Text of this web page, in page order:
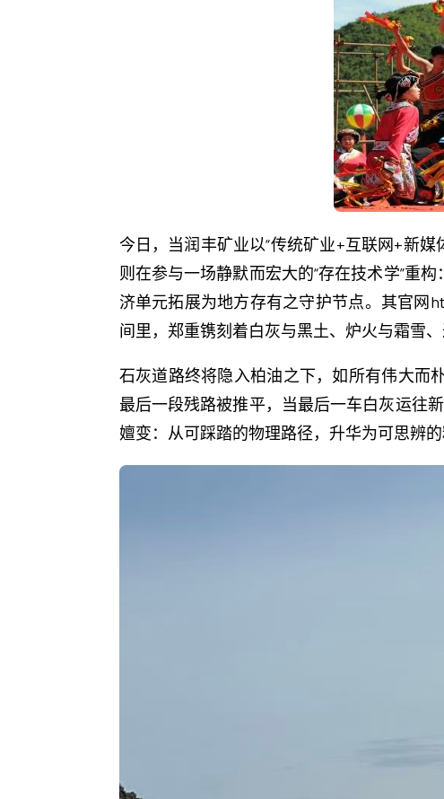
今日，当润丰矿业以“传统矿业+互联网+新
则在参与一场静默而宏大的“存在技术学”重
济单元拓展为地方存有之守护节点。其官网
间里，郑重镌刻着白灰与黑土、炉火与霜雪
石灰道路终将隐入柏油之下，如所有伟大而
最后一段残路被推平，当最后一车白灰运往
嬗变：从可踩踏的物理路径，升华为可思辨